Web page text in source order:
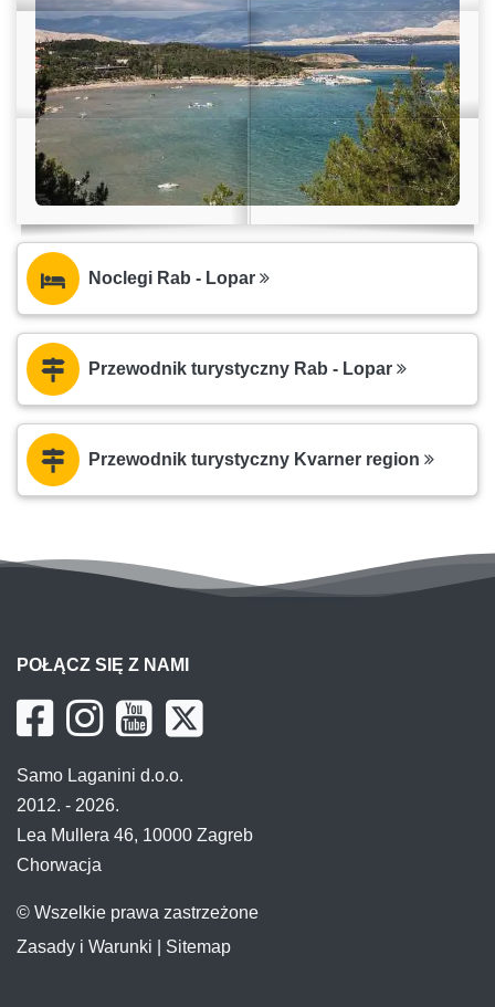
Noclegi Rab - Lopar
Przewodnik turystyczny Rab - Lopar
Przewodnik turystyczny Kvarner region
POŁĄCZ SIĘ Z NAMI
Samo Laganini d.o.o.
2012. - 2026.
Lea Mullera 46, 10000 Zagreb
Chorwacja
© Wszelkie prawa zastrzeżone
Zasady i Warunki
Sitemap